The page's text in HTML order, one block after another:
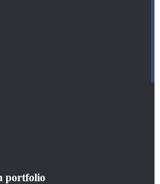
portfolio